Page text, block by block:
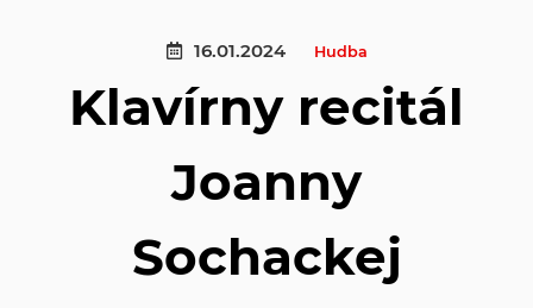
16.01.2024 Hudba
Klavírny recitál
Joanny
Sochackej